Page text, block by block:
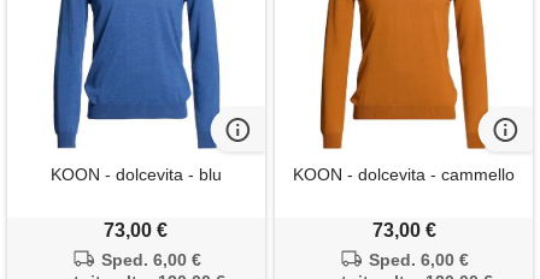
KOON - dolcevita - blu
73,00 €
Sped. 6,00 €
KOON - dolcevita - cammello
73,00 €
Sped. 6,00 €